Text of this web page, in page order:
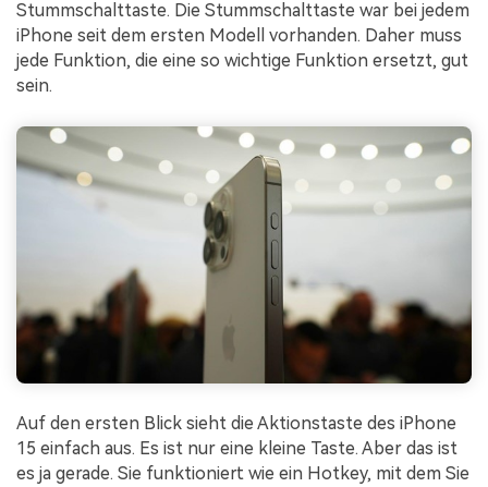
Stummschalttaste. Die Stummschalttaste war bei jedem
iPhone seit dem ersten Modell vorhanden. Daher muss
jede Funktion, die eine so wichtige Funktion ersetzt, gut
sein.
Auf den ersten Blick sieht die Aktionstaste des iPhone
15 einfach aus. Es ist nur eine kleine Taste. Aber das ist
es ja gerade. Sie funktioniert wie ein Hotkey, mit dem Sie